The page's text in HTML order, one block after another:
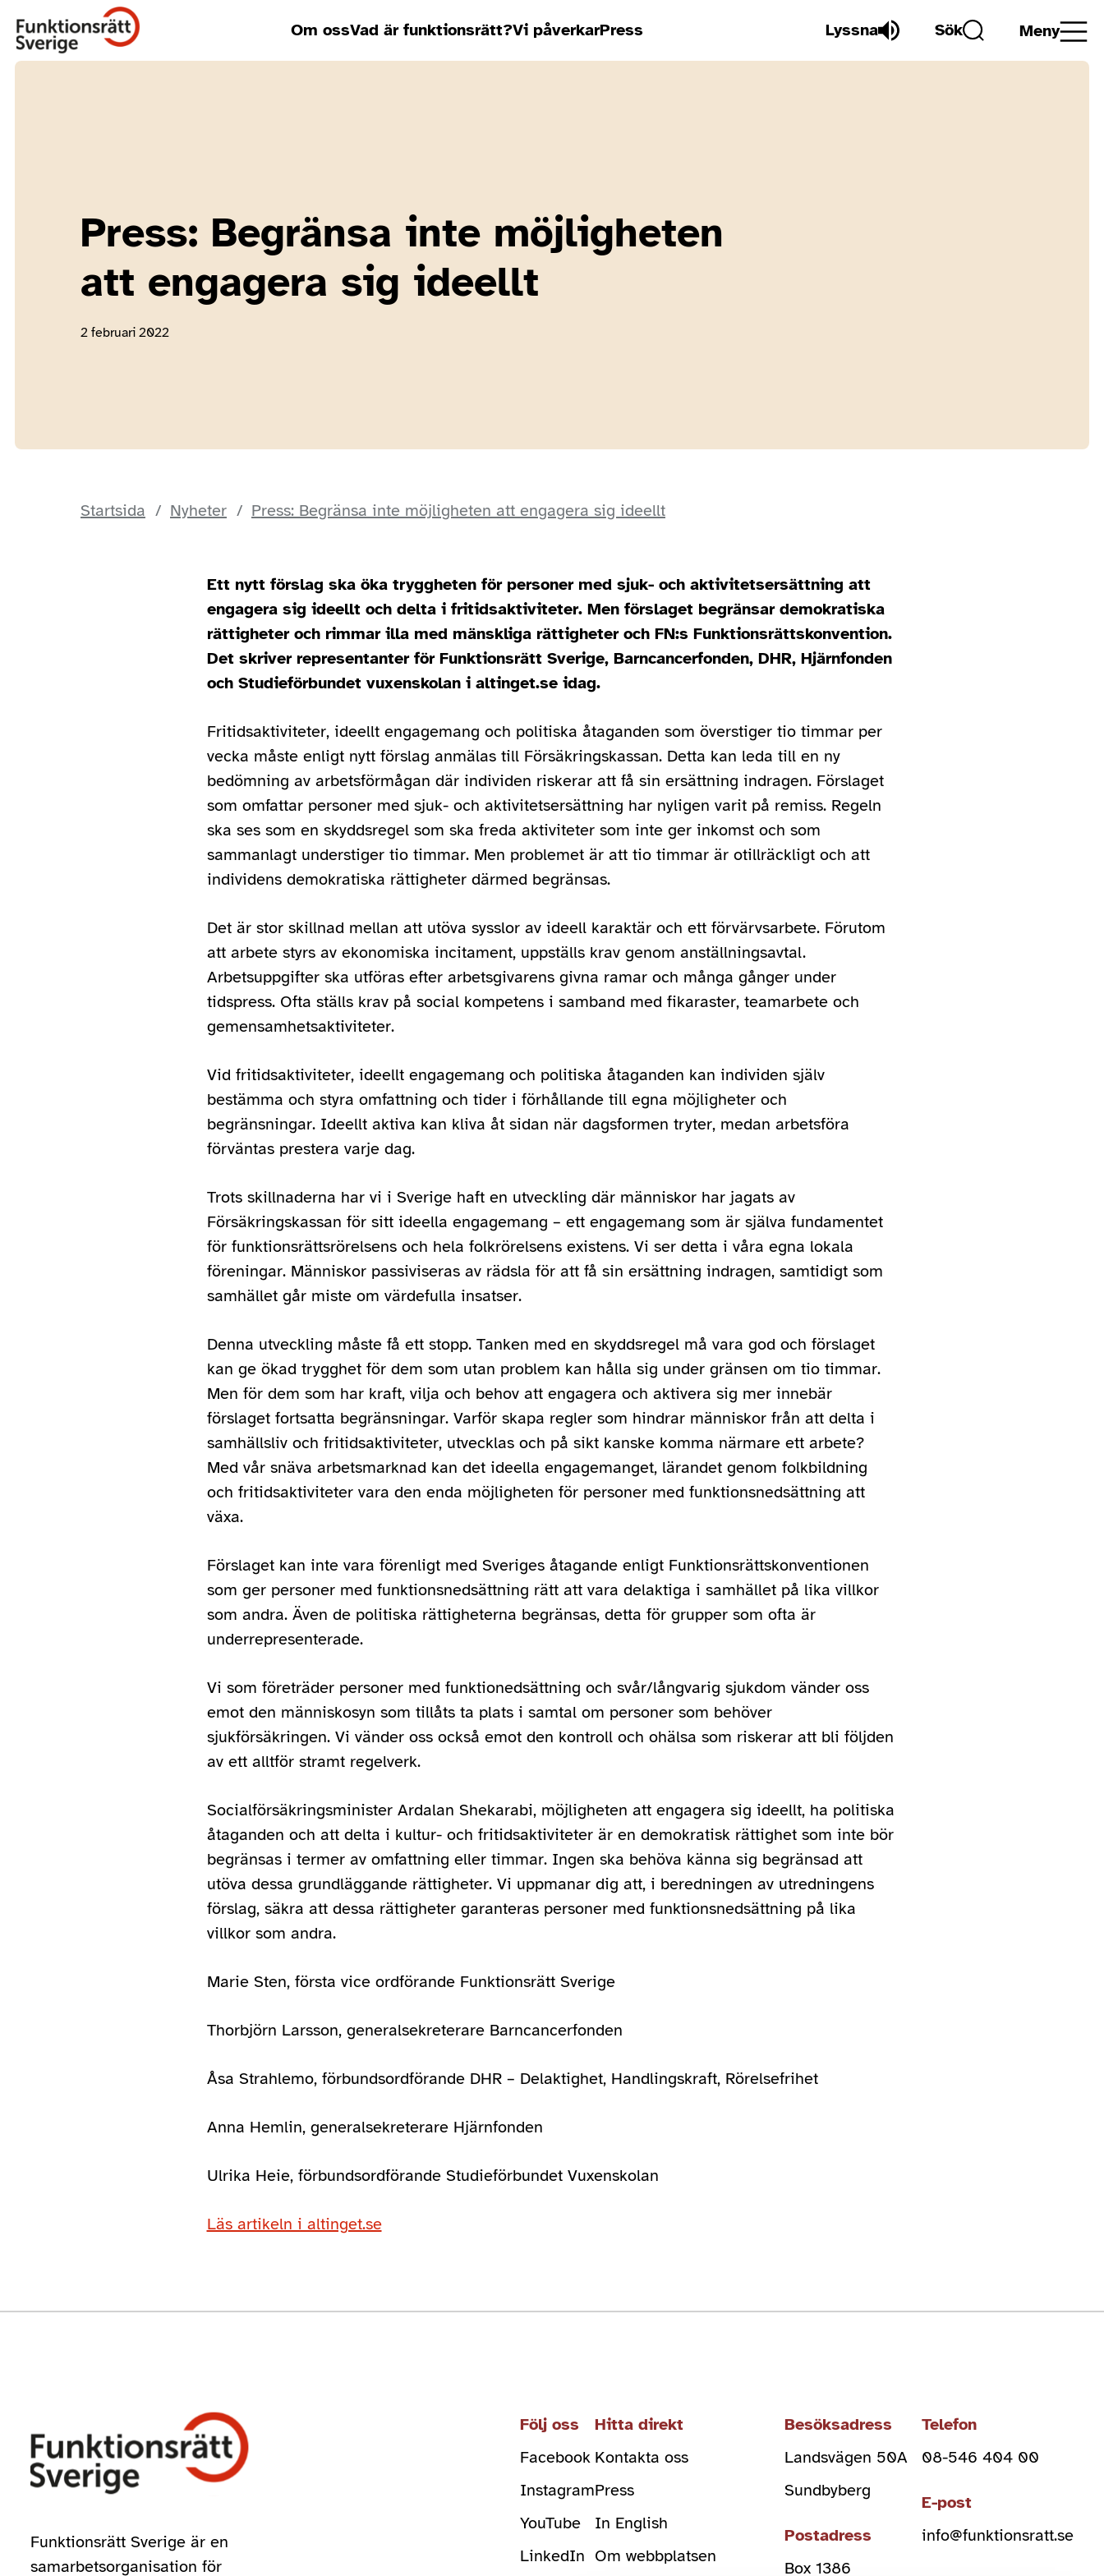
Om ossVad är funktionsrätt?Vi påverkarPress Lyssna Sök Meny
Press: Begränsa inte möjligheten
att engagera sig ideellt
2 februari 2022
Startsida Nyheter Press: Begränsa inte möjligheten att engagera sig ideellt
Ett nytt förslag ska öka tryggheten för personer med sjuk- och aktivitetsersättning att
engagera sig ideellt och delta i fritidsaktiviteter. Men förslaget begränsar demokratiska
rättigheter och rimmar illa med mänskliga rättigheter och FN:s Funktionsrättskonvention.
Det skriver representanter för Funktionsrätt Sverige, Barncancerfonden, DHR, Hjärnfonden
och Studieförbundet vuxenskolan i altinget.se idag.
Fritidsaktiviteter, ideellt engagemang och politiska åtaganden som överstiger tio timmar per
vecka måste enligt nytt förslag anmälas till Försäkringskassan. Detta kan leda till en ny
bedömning av arbetsförmågan där individen riskerar att få sin ersättning indragen. Förslaget
som omfattar personer med sjuk- och aktivitetsersättning har nyligen varit på remiss. Regeln
ska ses som en skyddsregel som ska freda aktiviteter som inte ger inkomst och som
sammanlagt understiger tio timmar. Men problemet är att tio timmar är otillräckligt och att
individens demokratiska rättigheter därmed begränsas.
Det är stor skillnad mellan att utöva sysslor av ideell karaktär och ett förvärvsarbete. Förutom
att arbete styrs av ekonomiska incitament, uppställs krav genom anställningsavtal.
Arbetsuppgifter ska utföras efter arbetsgivarens givna ramar och många gånger under
tidspress. Ofta ställs krav på social kompetens i samband med fikaraster, teamarbete och
gemensamhetsaktiviteter.
Vid fritidsaktiviteter, ideellt engagemang och politiska åtaganden kan individen själv
bestämma och styra omfattning och tider i förhållande till egna möjligheter och
begränsningar. Ideellt aktiva kan kliva åt sidan när dagsformen tryter, medan arbetsföra
förväntas prestera varje dag.
Trots skillnaderna har vi i Sverige haft en utveckling där människor har jagats av
Försäkringskassan för sitt ideella engagemang – ett engagemang som är själva fundamentet
för funktionsrättsrörelsens och hela folkrörelsens existens. Vi ser detta i våra egna lokala
föreningar. Människor passiviseras av rädsla för att få sin ersättning indragen, samtidigt som
samhället går miste om värdefulla insatser.
Denna utveckling måste få ett stopp. Tanken med en skyddsregel må vara god och förslaget
kan ge ökad trygghet för dem som utan problem kan hålla sig under gränsen om tio timmar.
Men för dem som har kraft, vilja och behov att engagera och aktivera sig mer innebär
förslaget fortsatta begränsningar. Varför skapa regler som hindrar människor från att delta i
samhällsliv och fritidsaktiviteter, utvecklas och på sikt kanske komma närmare ett arbete?
Med vår snäva arbetsmarknad kan det ideella engagemanget, lärandet genom folkbildning
och fritidsaktiviteter vara den enda möjligheten för personer med funktionsnedsättning att
växa.
Förslaget kan inte vara förenligt med Sveriges åtagande enligt Funktionsrättskonventionen
som ger personer med funktionsnedsättning rätt att vara delaktiga i samhället på lika villkor
som andra. Även de politiska rättigheterna begränsas, detta för grupper som ofta är
underrepresenterade.
Vi som företräder personer med funktionedsättning och svår/långvarig sjukdom vänder oss
emot den människosyn som tillåts ta plats i samtal om personer som behöver
sjukförsäkringen. Vi vänder oss också emot den kontroll och ohälsa som riskerar att bli följden
av ett alltför stramt regelverk.
Socialförsäkringsminister Ardalan Shekarabi, möjligheten att engagera sig ideellt, ha politiska
åtaganden och att delta i kultur- och fritidsaktiviteter är en demokratisk rättighet som inte bör
begränsas i termer av omfattning eller timmar. Ingen ska behöva känna sig begränsad att
utöva dessa grundläggande rättigheter. Vi uppmanar dig att, i beredningen av utredningens
förslag, säkra att dessa rättigheter garanteras personer med funktionsnedsättning på lika
villkor som andra.
Marie Sten, första vice ordförande Funktionsrätt Sverige
Thorbjörn Larsson, generalsekreterare Barncancerfonden
Åsa Strahlemo, förbundsordförande DHR – Delaktighet, Handlingskraft, Rörelsefrihet
Anna Hemlin, generalsekreterare Hjärnfonden
Ulrika Heie, förbundsordförande Studieförbundet Vuxenskolan
Läs artikeln i altinget.se
Funktionsrätt Sverige är en
samarbetsorganisation för
Följ oss
Facebook
Instagram
YouTube
LinkedIn
Hitta direkt
Kontakta oss
Press
In English
Om webbplatsen
Besöksadress
Landsvägen 50A
Sundbyberg
Postadress
Box 1386
Telefon
08-546 404 00
E-post
info@funktionsratt.se